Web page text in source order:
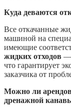
Куда деваются
Все откачанные
машиной на
имеющие
жидких отходов —
что гарантирует
заказчика от
Можно ли
дренажной